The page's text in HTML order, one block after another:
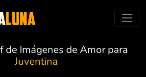
de Imágenes de Amor para
Juventina